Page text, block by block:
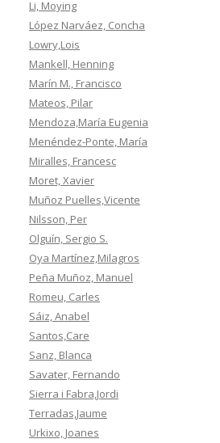
Li, Moying
López Narváez, Concha
Lowry,Lois
Mankell, Henning
Marín M., Francisco
Mateos, Pilar
Mendoza,María Eugenia
Menéndez-Ponte, María
Miralles, Francesc
Moret, Xavier
Muñoz Puelles,Vicente
Nilsson, Per
Olguín, Sergio S.
Oya Martínez,Milagros
Peña Muñoz, Manuel
Romeu, Carles
Sáiz, Anabel
Santos,Care
Sanz, Blanca
Savater, Fernando
Sierra i Fabra,Jordi
Terradas,Jaume
Urkixo, Joanes